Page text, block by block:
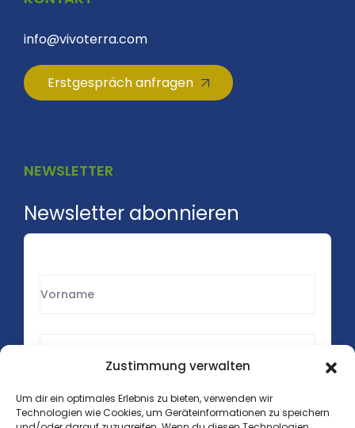
Zustimmung verwalten
Um dir ein optimales Erlebnis zu bieten, verwenden wir
Technologien wie Cookies, um Geräteinformationen zu speichern
info@vivoterra.com
Erstgespräch anfragen
NEWSLETTER
Newsletter abonnieren